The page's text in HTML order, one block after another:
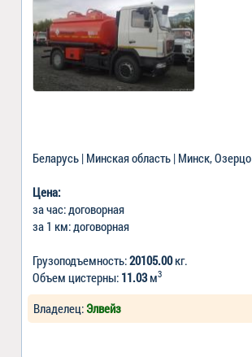
Беларусь | Минская область | Минск, Озерцо
Цена:
за час: договорная
за 1 км: договорная
Грузоподъемность:20105.00кг.
Объем цистерны: 11.03м3
Владелец: Элвейз